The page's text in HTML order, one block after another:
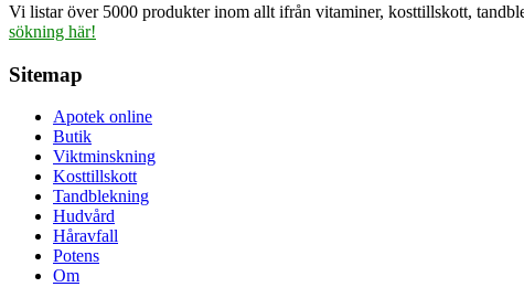
Vi listar över 5000 produkter inom allt ifrån vitaminer, kosttillskott,
sökning här!
Sitemap
Apotek online
Butik
Viktminskning
Kosttillskott
Tandblekning
Hudvård
Håravfall
Potens
Om